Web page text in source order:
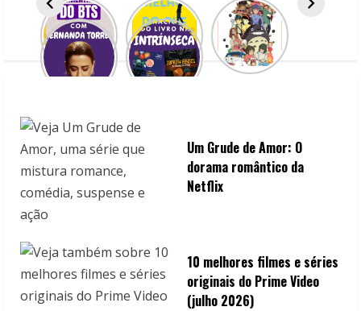
n
g
Um Grude de Amor: O
dorama romântico da
Netflix
10 melhores filmes e séries
originais do Prime Video
(julho 2026)